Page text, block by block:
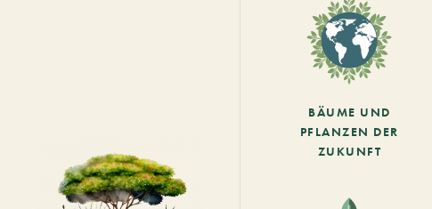
BÄUME UND
PFLANZEN DER
ZUKUNFT